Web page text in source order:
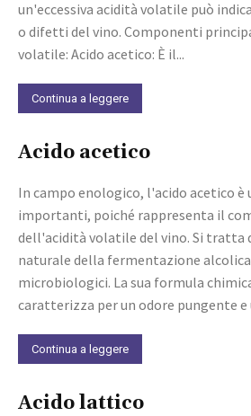
un'eccessiva acidità volatile può
o difetti del vino. Componenti
volatile: Acido acetico: È il...
Continua a leggere
Acido acetico
In campo enologico, l'acido acetico è
importanti, poiché rappresenta il
dell'acidità volatile del vino. Si
naturale della fermentazione
microbiologici. La sua formula chimica
caratterizza per un odore pungente e
Continua a leggere
Acido lattico